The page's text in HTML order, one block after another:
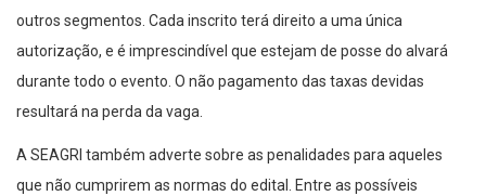
outros segmentos. Cada inscrito terá direito a uma única
autorização, e é imprescindível que estejam de posse do alvará
durante todo o evento. O não pagamento das taxas devidas
resultará na perda da vaga.
A SEAGRI também adverte sobre as penalidades para aqueles
que não cumprirem as normas do edital. Entre as possíveis